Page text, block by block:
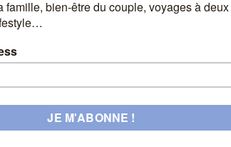
boule de panique s’est nichée dans ma gorge. Je me suis
aller-retour. Je ne saurais dire ce que j’ai avalé. En fait,
bien dans l’action d’ingurgiter… Ingurgiter sans réfléchir
de me sentir mieux… Au lieu de ça, je me sentais de plus
j’étais alors remplie de mon angoisse et de cette
fait c’était pire ! Et pour ne rien arranger, je culpabilisais
affichant 1 ou 2 kg de plus sur la balance le lendemain
la sorte. Pourquoi j’avais ce besoin d’engloutir la Terre
parle souvent de compenser par la nourriture… Est-ce